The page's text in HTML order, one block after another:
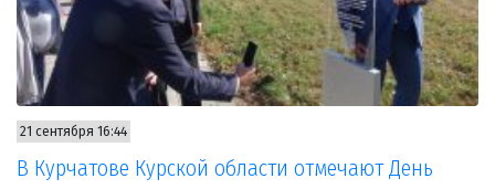
21 сентября 16:44
В Курчатове Курской области отмечают День